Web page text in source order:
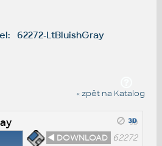
62272-LtBluishGray
« zpět na Katalog
◄ DOWNLOAD
62272